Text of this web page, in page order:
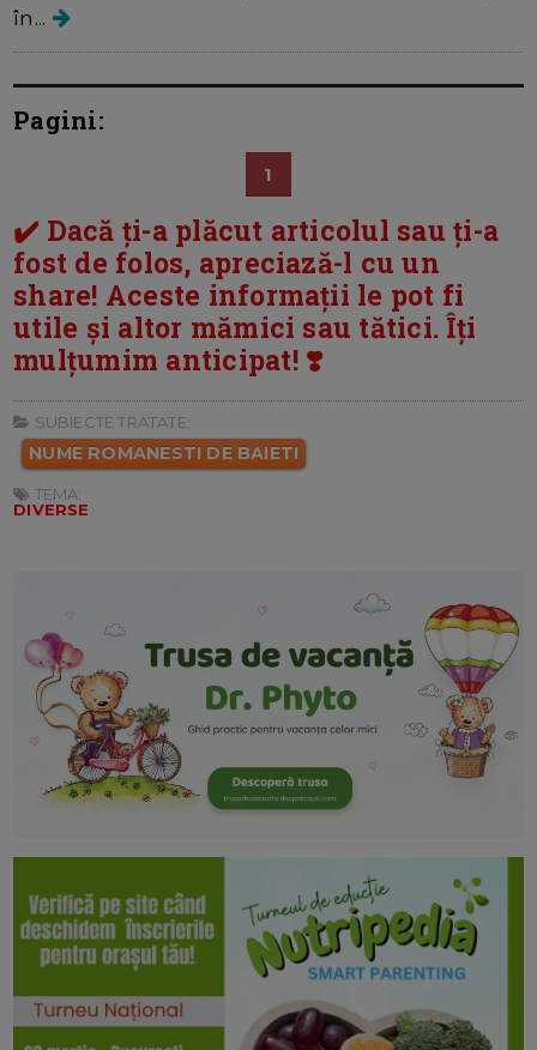
în...
Pagini:
1
✔️ Dacă ți-a plăcut articolul sau ți-a
fost de folos, apreciază-l cu un
share! Aceste informații le pot fi
utile și altor mămici sau tătici. Îți
mulțumim anticipat! ❣️
SUBIECTE TRATATE:
NUME ROMANESTI DE BAIETI
TEMA:
DIVERSE